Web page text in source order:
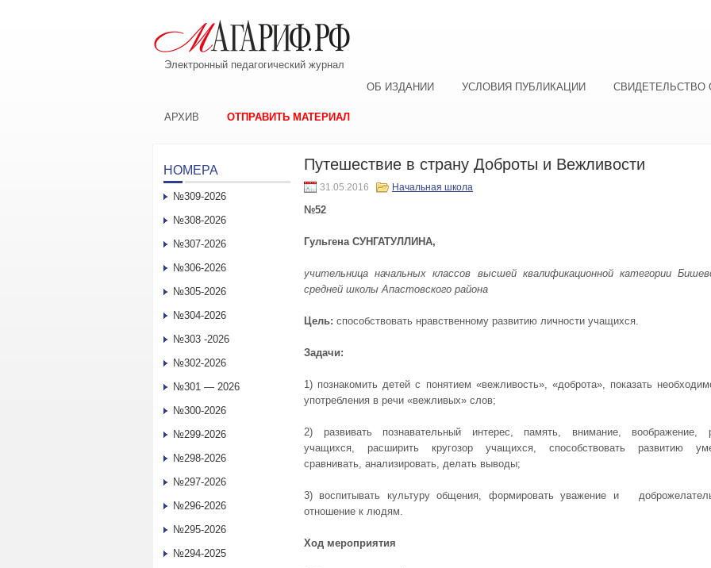
Электронный педагогический журнал
ОБ ИЗДАНИИ
УСЛОВИЯ ПУБЛИКАЦИИ СВИДЕТЕЛЬСТВО
АРХИВ ОТПРАВИТЬ МАТЕРИАЛ
Путешествие в страну Доброты и Вежливости
31.05.2016 Начальная школа
№52
ГульгенаСУНГАТУЛЛИНА,
учительница начальных классов высшей квалификационной категории
средней школы Апастовского района
Цель: способствовать нравственному развитию личности учащихся.
Задачи:
1) познакомить детей с понятием «вежливость», «доброта», показать
употребления в речи «вежливых» слов;
2) развивать познавательный интерес, память, внимание, воображение,
учащихся, расширить кругозор учащихся, способствовать развитию
сравнивать, анализировать, делать выводы;
3) воспитывать культуру общения, формировать уважение и
отношение к людям.
Ход мероприятия
НОМЕРА
№309-2026
№308-2026
№307-2026
№306-2026
№305-2026
№304-2026
№303 -2026
№302-2026
№301 — 2026
№300-2026
№299-2026
№298-2026
№297-2026
№296-2026
№295-2026
№294-2025